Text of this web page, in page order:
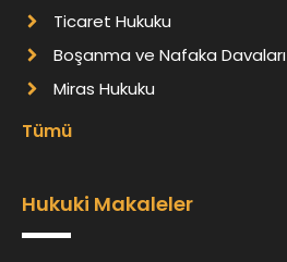
Ticaret Hukuku
Boşanma ve Nafaka Davaları
Miras Hukuku
Tümü
Hukuki Makaleler